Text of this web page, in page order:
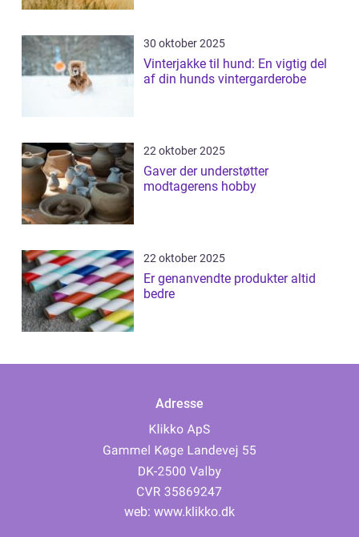
30 oktober 2025
Vinterjakke til hund: En vigtig del
af din hunds vintergarderobe
22 oktober 2025
Gaver der understøtter
modtagerens hobby
22 oktober 2025
Er genanvendte produkter altid
bedre
Adresse
web: www.klikko.dk